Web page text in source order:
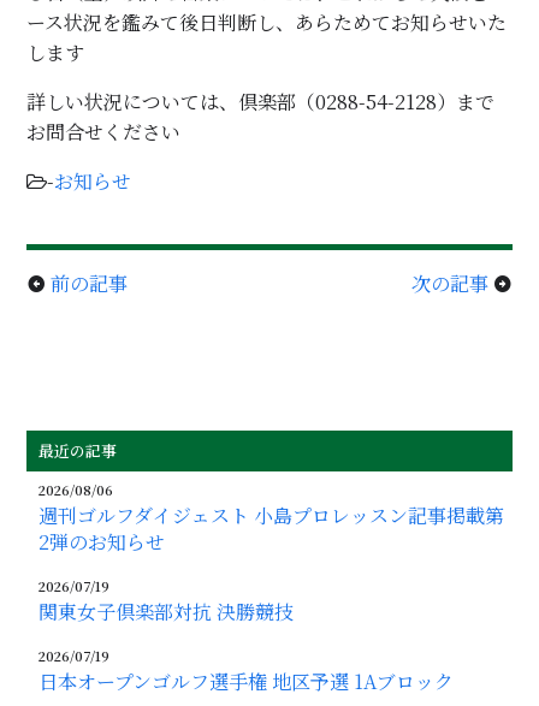
ース状況を鑑みて後日判断し、あらためてお知らせいた
します
詳しい状況については、倶楽部（0288-54-2128）まで
お問合せください
-お知らせ
arrow_circle_left 前の記事 次の記事 arrow_circle_right
最近の記事
2026/08/06
週刊ゴルフダイジェスト 小島プロレッスン記事掲載第
2弾のお知らせ
2026/07/19
関東女子倶楽部対抗 決勝競技
2026/07/19
日本オープンゴルフ選手権 地区予選 1Aブロック